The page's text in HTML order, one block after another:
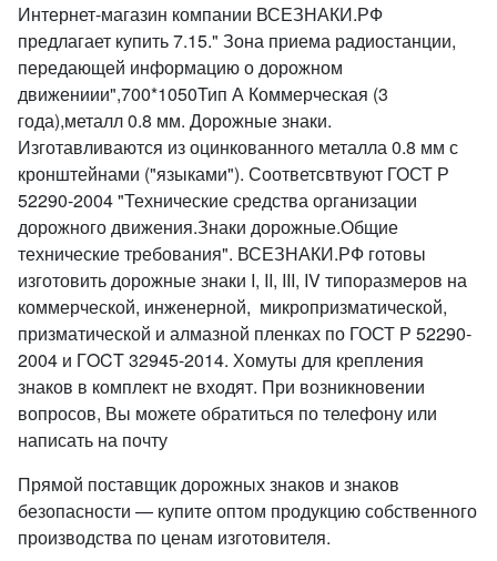
Интернет-магазин компании ВСЕЗНАКИ.РФ
предлагает купить 7.15." Зона приема радиостанции,
передающей информацию о дорожном
движениии",700*1050Тип А Коммерческая (3
года),металл 0.8 мм. Дорожные знаки.
Изготавливаются из оцинкованного металла 0.8 мм с
кронштейнами ("языками"). Соответсвтвуют ГОСТ Р
52290-2004 "Технические средства организации
дорожного движения.Знаки дорожные.Общие
технические требования". ВСЕЗНАКИ.РФ готовы
изготовить дорожные знаки I, II, III, IV типоразмеров на
коммерческой, инженерной, микропризматической,
призматической и алмазной пленках по ГОСТ Р 52290-
2004 и ГOCT 32945-2014. Хомуты для крепления
знаков в комплект не входят. При возникновении
вопросов, Вы можете обратиться по телефону или
написать на почту
Прямой поставщик дорожных знаков и знаков
безопасности — купите оптом продукцию собственного
производства по ценам изготовителя.